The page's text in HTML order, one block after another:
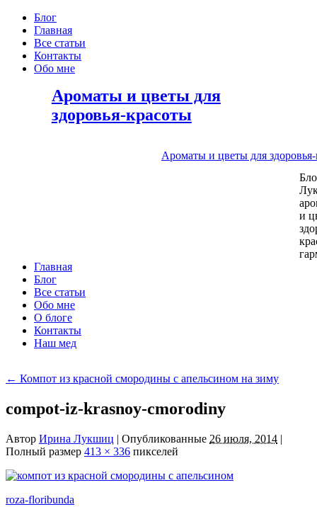
Блог
Главная
Все статьи
Контакты
Обо мне
Ароматы и цветы для
здоровья-красоты
Ароматы и цветы для
и
Главная
Блог
Все статьи
Обо мне
О блоге
Контакты
Наш мед
← Компот из красной смородины с апельсином на зиму
compot-iz-krasnoy-cmorodiny
Автор Ирина Лукшиц | Опубликованные 26 июля, 2014 |
Полный размер 413 × 336 пикселей
roza-floribunda